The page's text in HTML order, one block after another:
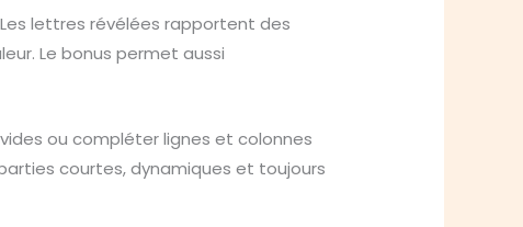
lettres révélées rapportent des
Le bonus permet aussi
ou compléter lignes et colonnes
courtes, dynamiques et toujours